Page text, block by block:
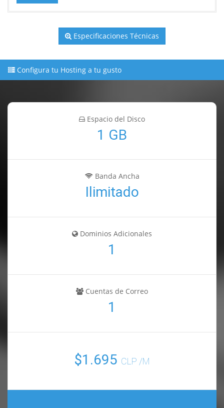
Especificaciones Técnicas
Configura tu Hosting a tu gusto
Espacio del Disco
1 GB
Banda Ancha
Ilimitado
Dominios Adicionales
1
Cuentas de Correo
1
$1.695 CLP /M